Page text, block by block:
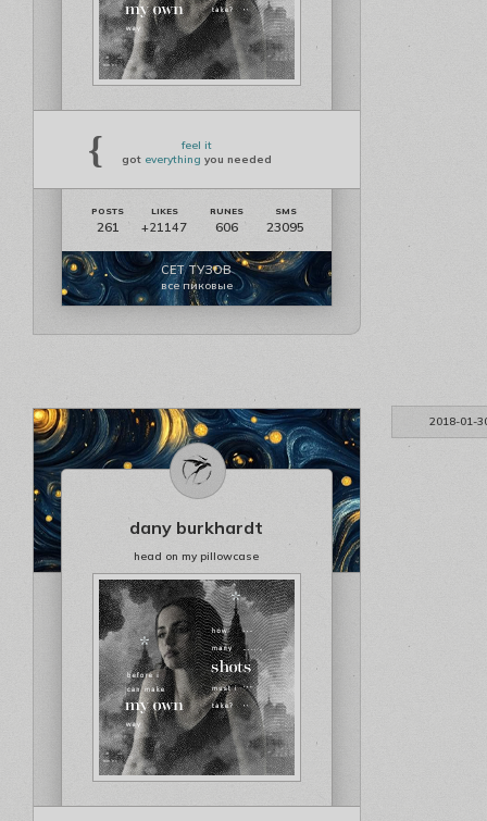
{
feel it
got everything you needed
261 +21147 606 23095
СЕТ ТУЗОВ
все пиковые
2018-01-
dany burkhardt
head on my pillowcase